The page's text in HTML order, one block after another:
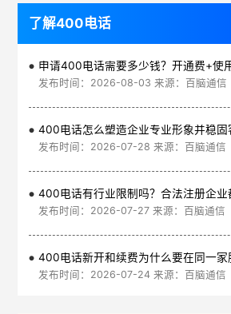
了解400电话
发布时间：2026-08-03 来源：百脑通信
400电话怎么塑造企业专业形象并稳固
发布时间：2026-07-28 来源：百脑通信
400电话有行业限制吗？合法注册企业
发布时间：2026-07-27 来源：百脑通信
发布时间：2026-07-24 来源：百脑通信